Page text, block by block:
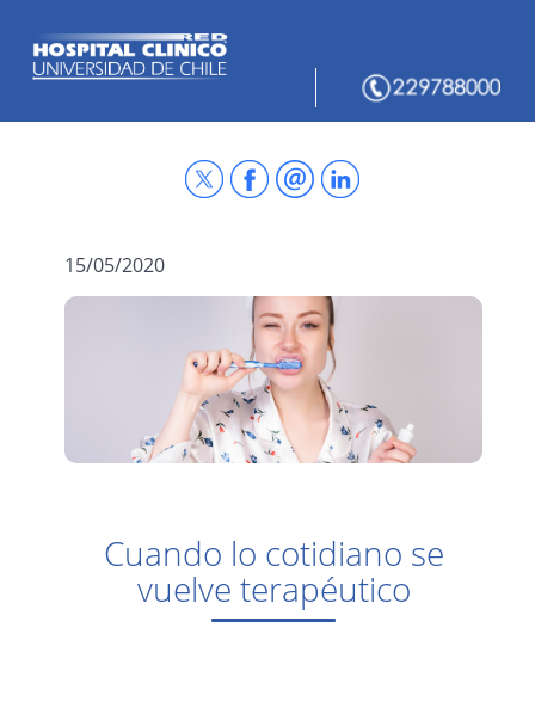
15/05/2020
Cuando lo cotidiano se
vuelve terapéutico